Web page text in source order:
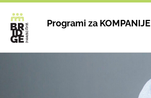
Programi za KOMPANIJE